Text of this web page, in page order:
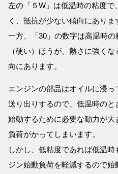
左の「５W」は低温時の粘度
く、抵抗が少ない傾向にありま
一方、「30」の数字は高温時
（硬い）ほうが、熱さに強く
向にあります。
エンジンの部品はオイルに浸
送り出りするので、低温時の
始動するために必要な動力が
負荷がかってしまいます。
しかし、低粘度であれば低温
ジン始動負荷を軽減するので始